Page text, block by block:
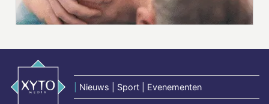
Nieuws | Sport | Evenementen